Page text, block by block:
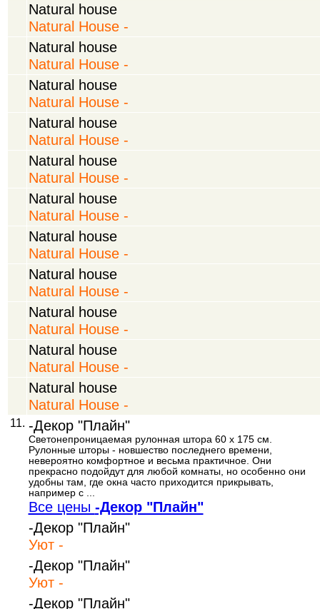
Natural house
Natural House -
Natural house
Natural House -
Natural house
Natural House -
Natural house
Natural House -
Natural house
Natural House -
Natural house
Natural House -
Natural house
Natural House -
Natural house
Natural House -
Natural house
Natural House -
Natural house
Natural House -
Natural house
Natural House -
11. -Декор "Плайн"
Светонепроницаемая рулонная штора 60 х 175 см.
Рулонные шторы - новшество последнего времени,
невероятно комфортное и весьма практичное. Они
прекрасно подойдут для любой комнаты, но особенно они
удобны там, где окна часто приходится прикрывать,
например с ...
Все цены -Декор "Плайн"
-Декор "Плайн"
Уют -
-Декор "Плайн"
Уют -
-Декор "Плайн"